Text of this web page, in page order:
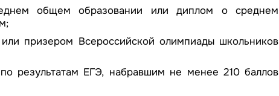
общем образовании или диплом о среднем
призером Всероссийской олимпиады школьников
результатам ЕГЭ, набравшим не менее 210 баллов